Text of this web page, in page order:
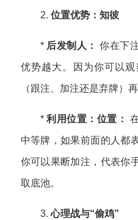
2. 位置优势：知彼
* 后发制人： 你在下
优势越大。因为你可以
（跟注、加注还是弃牌）再
*利用位置：位置：
中等牌，如果前面的人都
你可以果断加注，代表你
取底池。
3.心理战与“偷鸡”